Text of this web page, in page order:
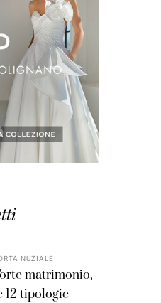
NUZIALE
matrimonio,
12 tipologie